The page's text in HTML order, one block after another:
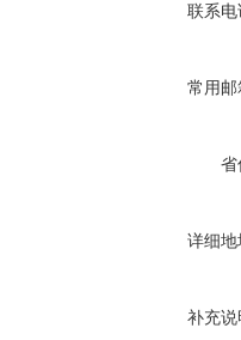
联系
常用
省
详细
补充